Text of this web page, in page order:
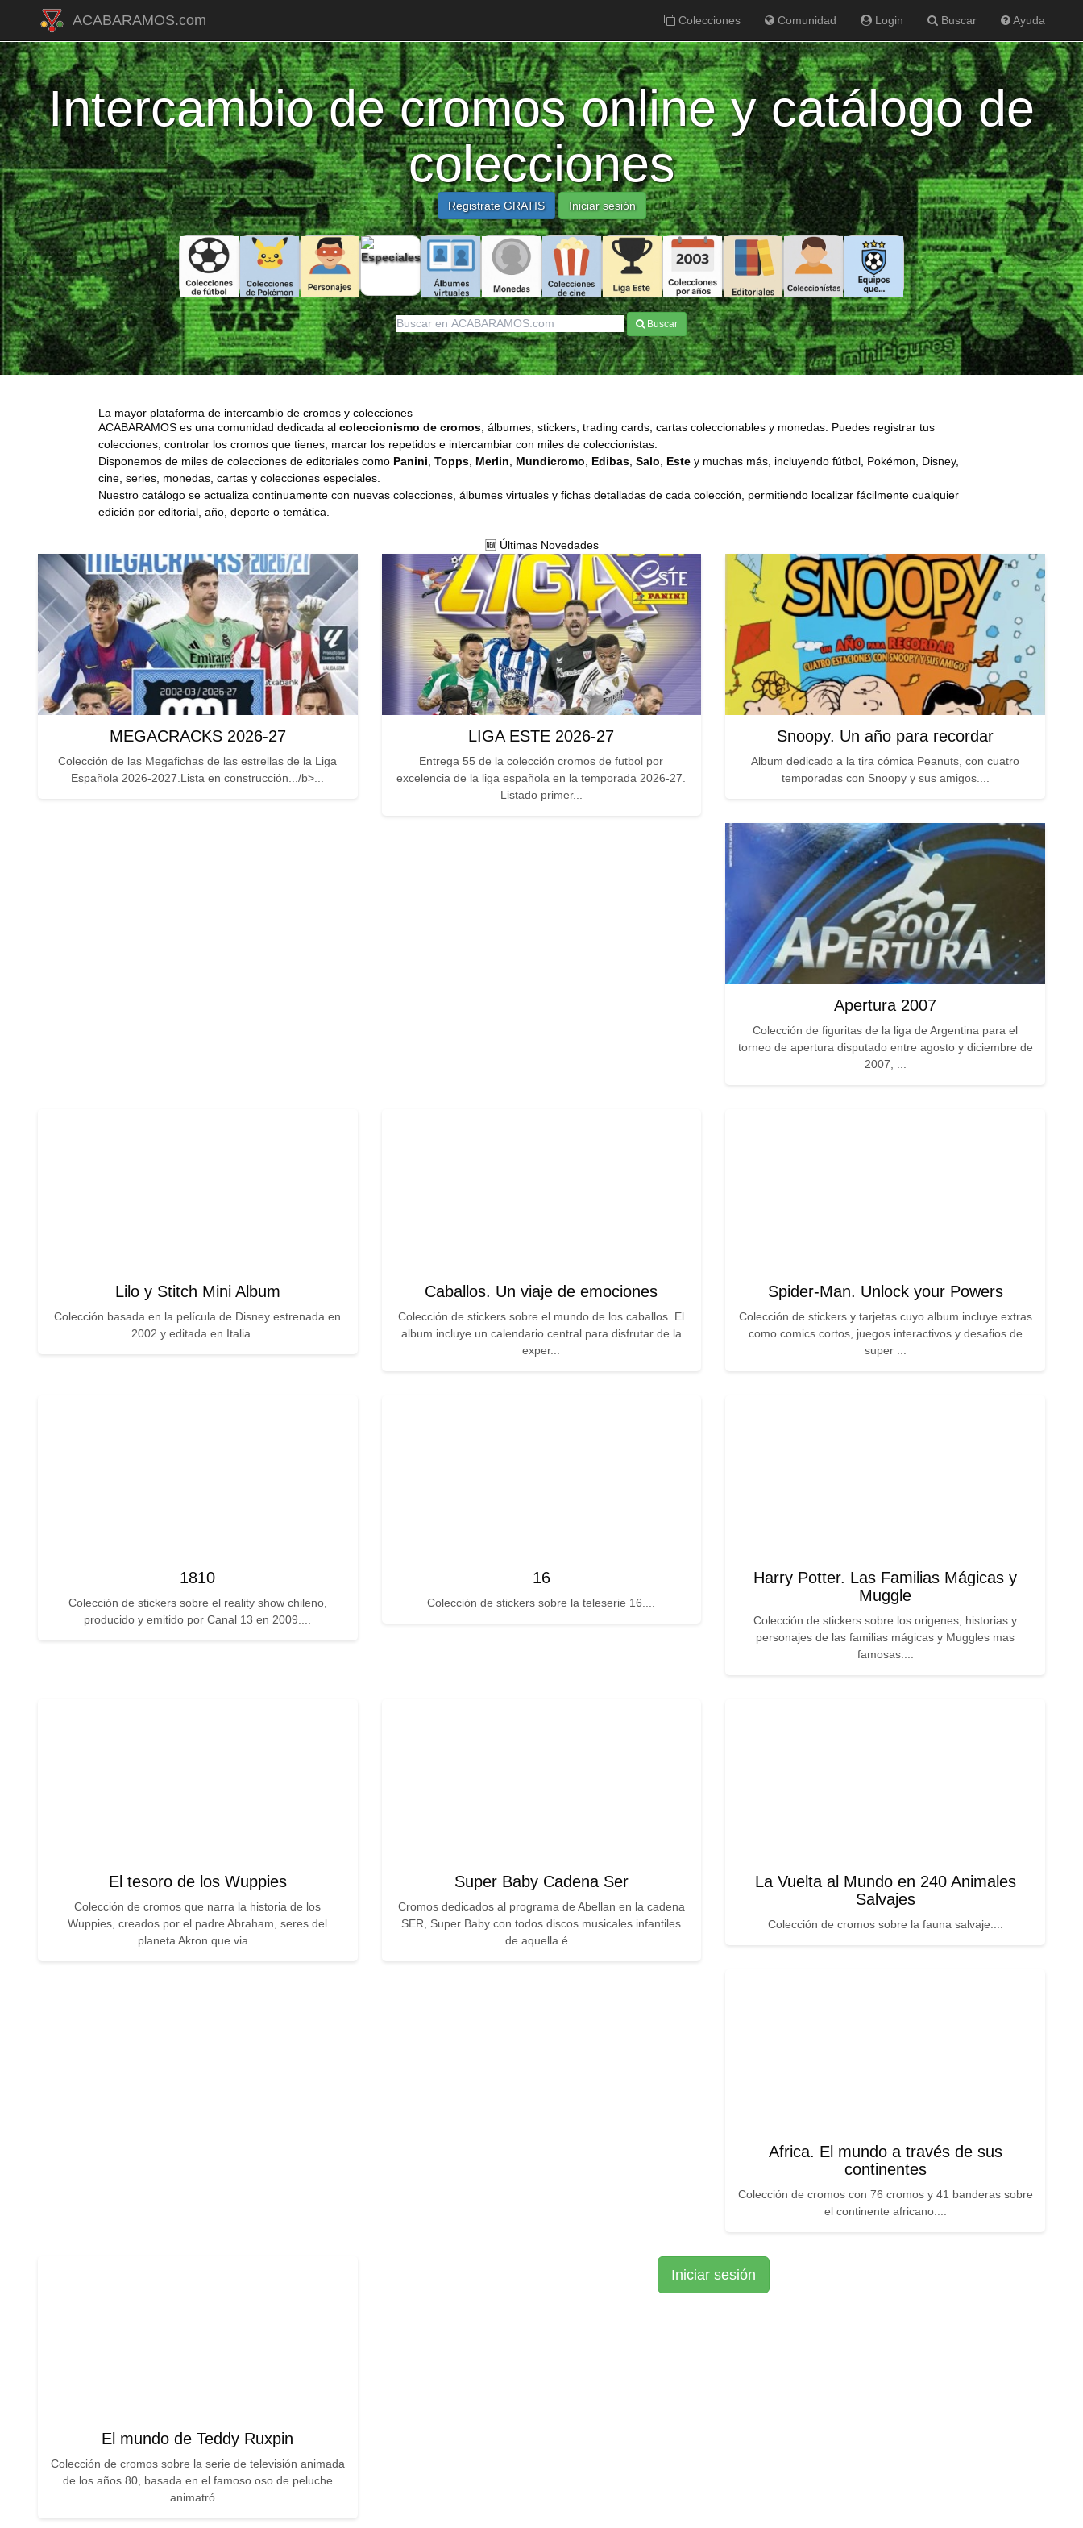
ACABARAMOS.com Colecciones Comunidad Login Buscar Ayuda
Intercambio de cromos online y catálogo de
colecciones
Registrate GRATIS Iniciar sesión
Buscar
La mayor plataforma de intercambio de cromos y colecciones
ACABARAMOS es una comunidad dedicada al coleccionismo de cromos , álbumes, stickers, trading cards, cartas coleccionables y monedas. Puedes registrar tus
colecciones, controlar los cromos que tienes, marcar los repetidos e intercambiar con miles de coleccionistas.
Disponemos de miles de colecciones de editoriales como Panini Topps Merlin Mundicromo Edibas Salo Este y muchas más, incluyendo fútbol, Pokémon, Disney,
cine, series, monedas, cartas y colecciones especiales.
Nuestro catálogo se actualiza continuamente con nuevas colecciones, álbumes virtuales y fichas detalladas de cada colección, permitiendo localizar fácilmente cualquier
edición por editorial, año, deporte o temática.
🆕 Últimas Novedades
MEGACRACKS 2026-27
Colección de las Megafichas de las estrellas de la Liga
Española 2026-2027.Lista en construcción.../b>...
LIGA ESTE 2026-27
Entrega 55 de la colección cromos de futbol por
excelencia de la liga española en la temporada 2026-27.
Listado primer...
Snoopy. Un año para recordar
Album dedicado a la tira cómica Peanuts, con cuatro
temporadas con Snoopy y sus amigos....
Apertura 2007
Colección de figuritas de la liga de Argentina para el
torneo de apertura disputado entre agosto y diciembre de
2007, ...
Lilo y Stitch Mini Album
Colección basada en la película de Disney estrenada en
2002 y editada en Italia....
Caballos. Un viaje de emociones
Colección de stickers sobre el mundo de los caballos. El
album incluye un calendario central para disfrutar de la
exper...
Spider-Man. Unlock your Powers
Colección de stickers y tarjetas cuyo album incluye extras
como comics cortos, juegos interactivos y desafios de
super ...
1810
Colección de stickers sobre el reality show chileno,
producido y emitido por Canal 13 en 2009....
16
Colección de stickers sobre la teleserie 16....
Harry Potter. Las Familias Mágicas y
Muggle
Colección de stickers sobre los origenes, historias y
personajes de las familias mágicas y Muggles mas
famosas....
El tesoro de los Wuppies
Colección de cromos que narra la historia de los
Wuppies, creados por el padre Abraham, seres del
planeta Akron que via...
Super Baby Cadena Ser
Cromos dedicados al programa de Abellan en la cadena
SER, Super Baby con todos discos musicales infantiles
de aquella é...
La Vuelta al Mundo en 240 Animales
Salvajes
Colección de cromos sobre la fauna salvaje....
Africa. El mundo a través de sus
continentes
Colección de cromos con 76 cromos y 41 banderas sobre
el continente africano....
El mundo de Teddy Ruxpin
Colección de cromos sobre la serie de televisión animada
de los años 80, basada en el famoso oso de peluche
animatró...
Iniciar sesión